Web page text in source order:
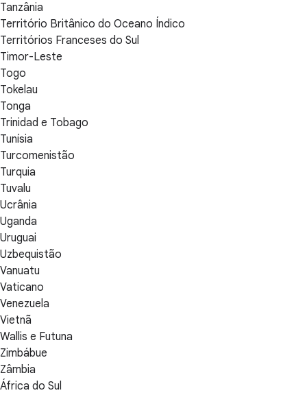
Tanzânia
Território Britânico do Oceano Índico
Territórios Franceses do Sul
Timor-Leste
Togo
Tokelau
Tonga
Trinidad e Tobago
Tunísia
Turcomenistão
Turquia
Tuvalu
Ucrânia
Uganda
Uruguai
Uzbequistão
Vanuatu
Vaticano
Venezuela
Vietnã
Wallis e Futuna
Zimbábue
Zâmbia
África do Sul